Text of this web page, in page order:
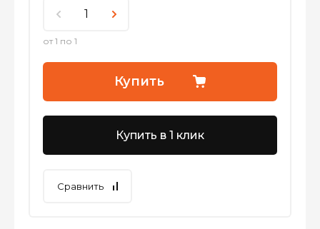
от 1 по 1
Купить
Купить в 1 клик
Сравнить